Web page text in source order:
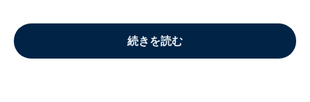
続きを読む